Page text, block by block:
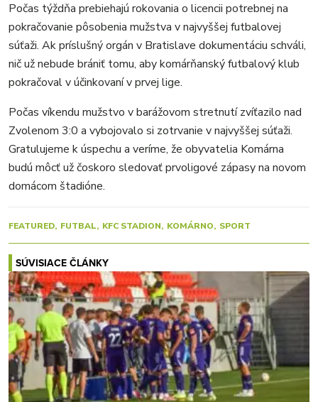
Počas týždňa prebiehajú rokovania o licencii potrebnej na
pokračovanie pôsobenia mužstva v najvyššej futbalovej
súťaži. Ak príslušný orgán v Bratislave dokumentáciu schváli,
nič už nebude brániť tomu, aby komárňanský futbalový klub
pokračoval v účinkovaní v prvej lige.
Počas víkendu mužstvo v barážovom stretnutí zvíťazilo nad
Zvolenom 3:0 a vybojovalo si zotrvanie v najvyššej súťaži.
Gratulujeme k úspechu a veríme, že obyvatelia Komárna
budú môcť už čoskoro sledovať prvoligové zápasy na novom
domácom štadióne.
FEATURED FUTBAL KFC STADION KOMÁRNO SPORT
SÚVISIACE ČLÁNKY